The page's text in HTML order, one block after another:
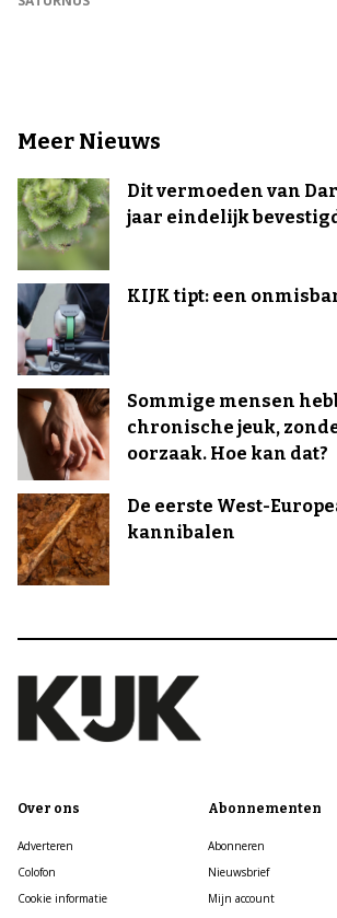
Meer Nieuws
Dit vermoeden van
jaar eindelijk
KIJK tipt: een
Sommige mensen
chronische jeuk,
oorzaak. Hoe kan dat?
De eerste West-
kannibalen
Over ons
Adverteren
Colofon
Cookie informatie
Abonnementen
Abonneren
Nieuwsbrief
Mijn account